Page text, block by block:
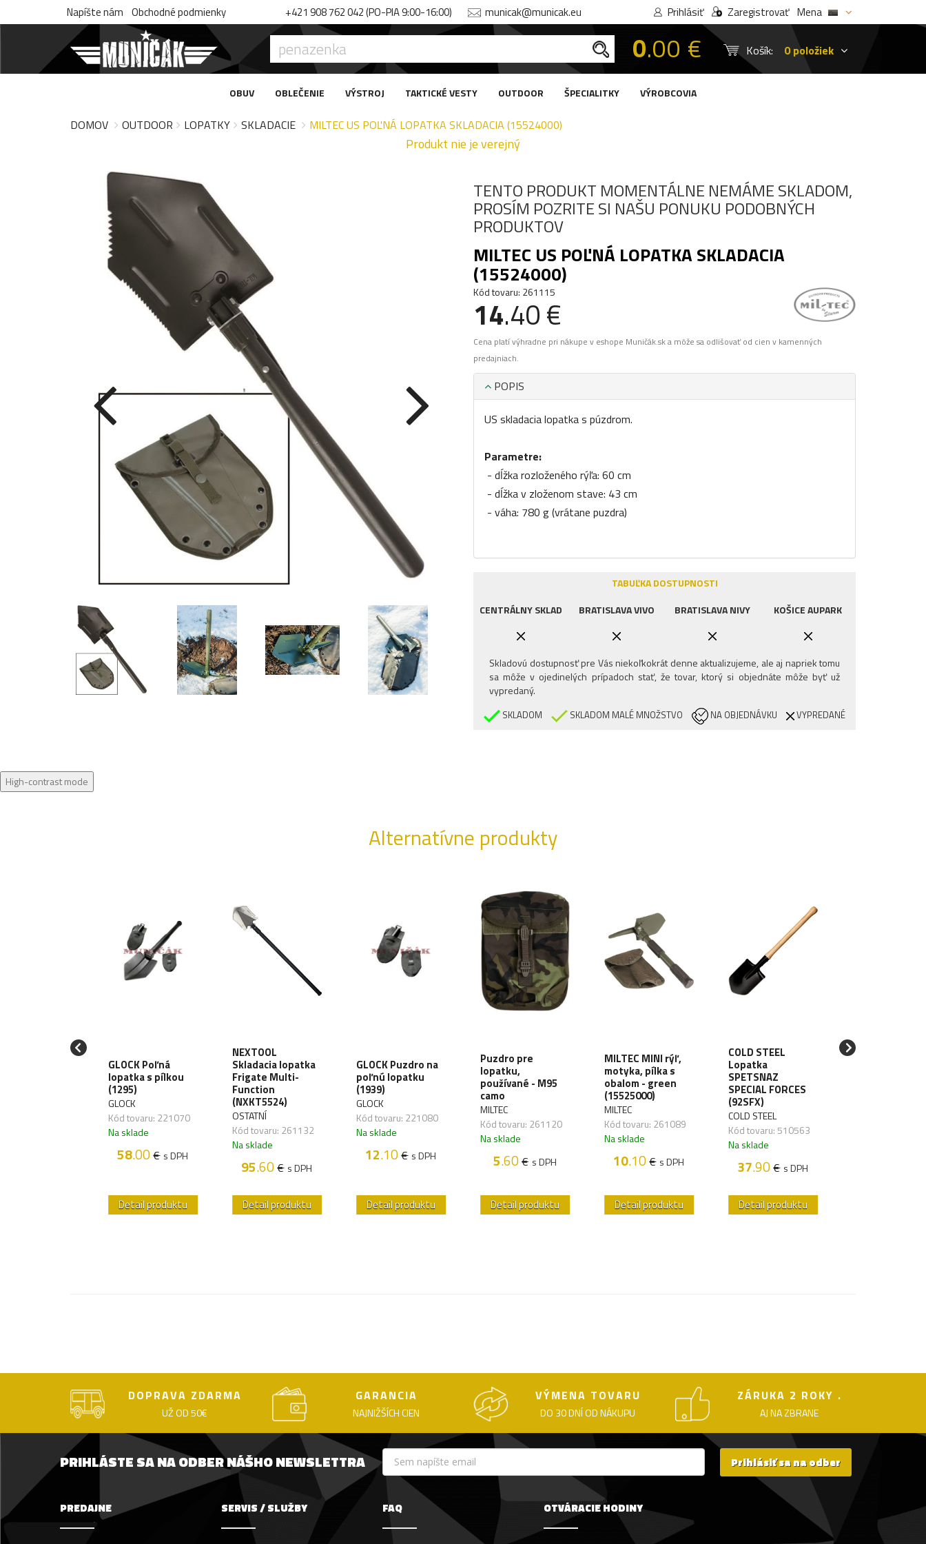
Napíšte nám Obchodné podmienky +421 908 762 042 (PO-PIA 9:00-16:00) municak@municak.eu Prihlásiť Zaregistrovať Mena
0.00 € Košík: 0 položiek
OBUV OBLEČENIE VÝSTROJ TAKTICKÉ VESTY OUTDOOR ŠPECIALITKY VÝROBCOVIA
DOMOV OUTDOOR LOPATKY SKLADACIE MILTEC US POĽNÁ LOPATKA SKLADACIA (15524000)
Produkt nie je verejný
TENTO PRODUKT MOMENTÁLNE NEMÁME SKLADOM,
PROSÍM POZRITE SI NAŠU PONUKU PODOBNÝCH
PRODUKTOV
MILTEC US POĽNÁ LOPATKA SKLADACIA
(15524000)
Kód tovaru: 261115
14.40 €
Cena platí výhradne pri nákupe v eshope Muničák.sk a môže sa odlišovať od cien v kamenných
predajniach.
POPIS
US skladacia lopatka s púzdrom.
Parametre:
- dĺžka rozloženého rýľa: 60 cm
- dĺžka v zloženom stave: 43 cm
- váha: 780 g (vrátane puzdra)
TABUĽKA DOSTUPNOSTI
CENTRÁLNY SKLAD
BRATISLAVA VIVO BRATISLAVA NIVY KOŠICE AUPARK
Skladovú dostupnosť pre Vás niekoľkokrát denne aktualizujeme, ale aj napriek tomu
sa môže v ojedinelých prípadoch stať, že tovar, ktorý si objednáte môže byť už
vypredaný.
SKLADOM SKLADOM MALÉ MNOŽSTVO NA OBJEDNÁVKU VYPREDANÉ
High-contrast mode
Alternatívne produkty
GLOCK Poľná
lopatka s pílkou
(1295)
GLOCK
Kód tovaru: 221070
Na sklade
58.00€ s DPH
Detail produktu
NEXTOOL
Skladacia lopatka
Frigate Multi-
Function
(NXKT5524)
OSTATNÍ
Kód tovaru: 261132
Na sklade
95.60€ s DPH
Detail produktu
GLOCK Puzdro na
poľnú lopatku
(1939)
GLOCK
Kód tovaru: 221080
Na sklade
12.10€ s DPH
Detail produktu
Puzdro pre
lopatku,
používané - M95
camo
MILTEC
Kód tovaru: 261120
Na sklade
5.60€ s DPH
Detail produktu
MILTEC MINI rýľ,
motyka, pílka s
obalom - green
(15525000)
MILTEC
Kód tovaru: 261089
Na sklade
10.10€ s DPH
Detail produktu
COLD STEEL
Lopatka
SPETSNAZ
SPECIAL FORCES
(92SFX)
COLD STEEL
Kód tovaru: 510563
Na sklade
37.90€ s DPH
Detail produktu
COLD STEEL
Puzdro pre
DOPRAVA ZDARMA
UŽ OD 50€
GARANCIA
NAJNIŽŠÍCH CIEN
VÝMENA TOVARU
DO 30 DNÍ OD NÁKUPU
ZÁRUKA 2 ROKY .
AJ NA ZBRANE
PRIHLÁSTE SA NA ODBER NÁŠHO NEWSLETTRA Prihlásiť sa na odber
PREDAJNE SERVIS / SLUŽBY FAQ OTVÁRACIE HODINY